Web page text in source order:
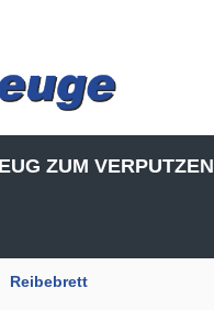
ZUM VERPUTZEN
Reibebrett